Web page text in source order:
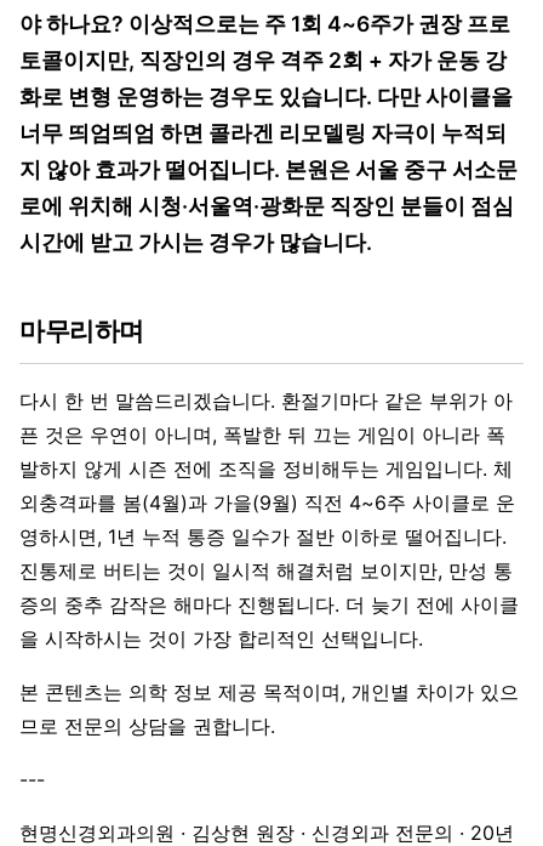
야 하나요? 이상적으로는 주 1회 4~6주가 권장 프로
토콜이지만, 직장인의 경우 격주 2회 + 자가 운동 강
화로 변형 운영하는 경우도 있습니다. 다만 사이클을
너무 띄엄띄엄 하면 콜라겐 리모델링 자극이 누적되
지 않아 효과가 떨어집니다. 본원은 서울 중구 서소문
로에 위치해 시청·서울역·광화문 직장인 분들이 점심
시간에 받고 가시는 경우가 많습니다.
마무리하며
다시 한 번 말씀드리겠습니다. 환절기마다 같은 부위가 아
픈 것은 우연이 아니며, 폭발한 뒤 끄는 게임이 아니라 폭
발하지 않게 시즌 전에 조직을 정비해두는 게임입니다. 체
외충격파를 봄(4월)과 가을(9월) 직전 4~6주 사이클로 운
영하시면, 1년 누적 통증 일수가 절반 이하로 떨어집니다.
진통제로 버티는 것이 일시적 해결처럼 보이지만, 만성 통
증의 중추 감작은 해마다 진행됩니다. 더 늦기 전에 사이클
을 시작하시는 것이 가장 합리적인 선택입니다.
본 콘텐츠는 의학 정보 제공 목적이며, 개인별 차이가 있으
므로 전문의 상담을 권합니다.
---
현명신경외과의원 · 김상현 원장 · 신경외과 전문의 · 20년